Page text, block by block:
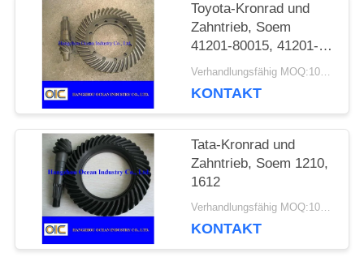
SITEMAP
PRIVACY
POLICY
Toyota-Kronrad und
Zahntrieb, Soem
41201-80015, 41201-
39697, 41201-39495
Verhandlungsfähig MOQ:100 Stück
KONTAKT
Tata-Kronrad und
Zahntrieb, Soem 1210,
1612
Verhandlungsfähig MOQ:100 Stück
KONTAKT